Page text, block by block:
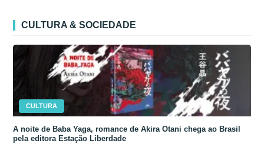
CULTURA & SOCIEDADE
CULTURA
A noite de Baba Yaga, romance de Akira Otani chega ao Brasil
pela editora Estação Liberdade